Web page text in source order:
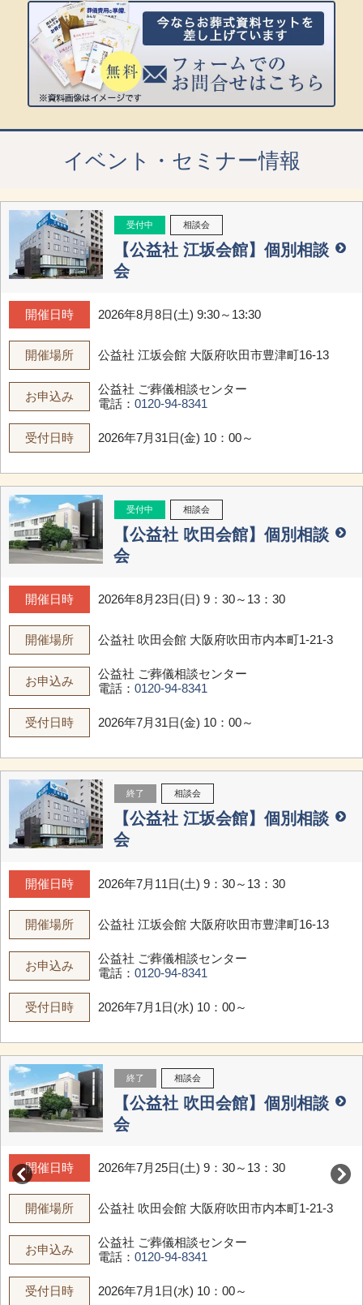
イベント・セミナー情報
受付中 相談会
【公益社 江坂会館】個別相談
会
開催日時 2026年8月8日(土) 9:30～13:30
開催場所 公益社 江坂会館 大阪府吹田市豊津町16-13
お申込み
公益社 ご葬儀相談センター
電話： 0120-94-8341
受付日時 2026年7月31日(金) 10：00～
受付中 相談会
【公益社 吹田会館】個別相談
会
開催日時 2026年8月23日(日) 9：30～13：30
開催場所 公益社 吹田会館 大阪府吹田市内本町1-21-3
お申込み
公益社 ご葬儀相談センター
電話： 0120-94-8341
受付日時 2026年7月31日(金) 10：00～
終了 相談会
【公益社 江坂会館】個別相談
会
開催日時 2026年7月11日(土) 9：30～13：30
開催場所 公益社 江坂会館 大阪府吹田市豊津町16-13
お申込み
公益社 ご葬儀相談センター
電話： 0120-94-8341
受付日時 2026年7月1日(水) 10：00～
終了 相談会
【公益社 吹田会館】個別相談
会
開催日時 2026年7月25日(土) 9：30～13：30
開催場所 公益社 吹田会館 大阪府吹田市内本町1-21-3
お申込み
公益社 ご葬儀相談センター
電話： 0120-94-8341
受付日時 2026年7月1日(水) 10：00～